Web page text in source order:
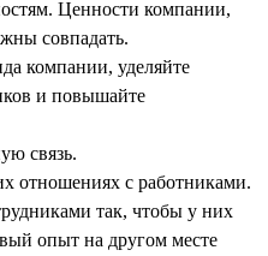
Ценности компании,
совпадать.
компании, уделяйте
и повышайте
связь.
отношениях с работниками.
так, чтобы у них
опыт на другом месте